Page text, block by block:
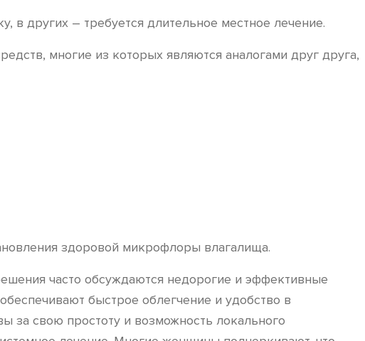
в других – требуется длительное местное лечение.
многие из которых являются аналогами друг друга,
здоровой микрофлоры влагалища.
часто обсуждаются недорогие и эффективные
быстрое облегчение и удобство в
за свою простоту и возможность локального